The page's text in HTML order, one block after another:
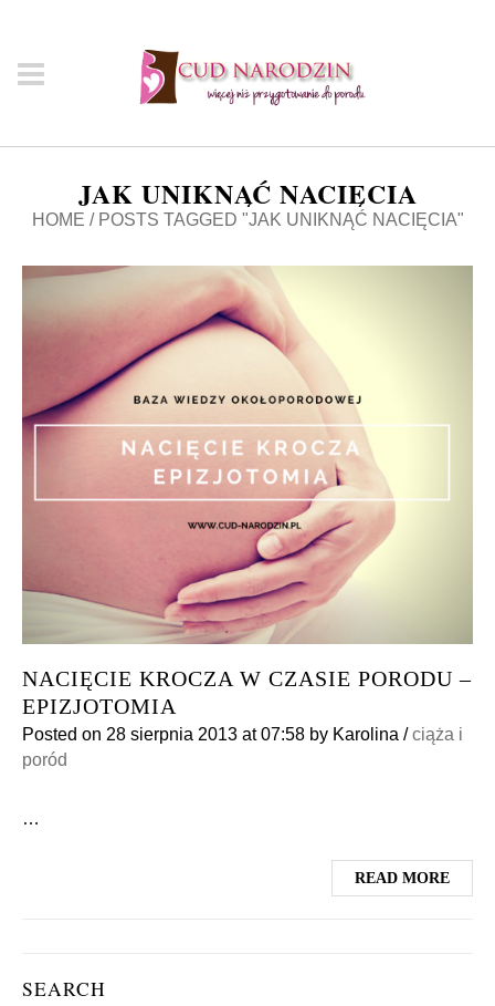
JAK UNIKNĄĆ NACIĘCIA
HOME / POSTS TAGGED "JAK UNIKNĄĆ NACIĘCIA"
NACIĘCIE KROCZA W CZASIE PORODU –
EPIZJOTOMIA
Posted on 28 sierpnia 2013 at 07:58 by Karolina /ciąża i
poród
…
READ MORE
SEARCH